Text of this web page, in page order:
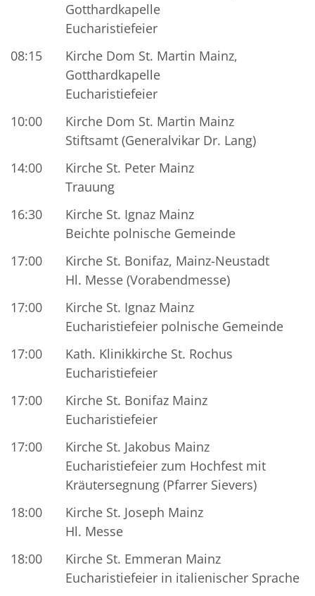
Gotthardkapelle
Eucharistiefeier
08:15
Kirche Dom St. Martin Mainz,
Gotthardkapelle
Eucharistiefeier
10:00
Kirche Dom St. Martin Mainz
Stiftsamt (Generalvikar Dr. Lang)
14:00
Kirche St. Peter Mainz
Trauung
16:30
Kirche St. Ignaz Mainz
Beichte polnische Gemeinde
17:00
Kirche St. Bonifaz, Mainz-Neustadt
Hl. Messe (Vorabendmesse)
17:00
Kirche St. Ignaz Mainz
Eucharistiefeier polnische Gemeinde
17:00
Kath. Klinikkirche St. Rochus
Eucharistiefeier
17:00
Kirche St. Bonifaz Mainz
Eucharistiefeier
17:00
Kirche St. Jakobus Mainz
Eucharistiefeier zum Hochfest mit
Kräutersegnung (Pfarrer Sievers)
18:00
Kirche St. Joseph Mainz
Hl. Messe
18:00
Kirche St. Emmeran Mainz
Eucharistiefeier in italienischer Sprache